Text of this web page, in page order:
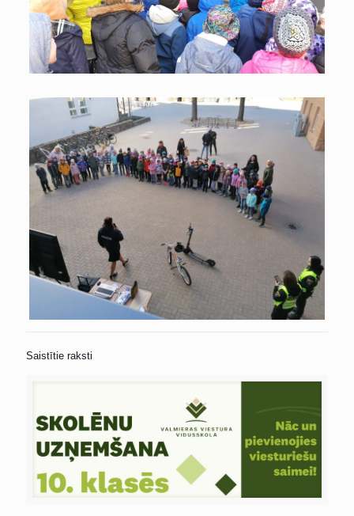
Saistītie raksti